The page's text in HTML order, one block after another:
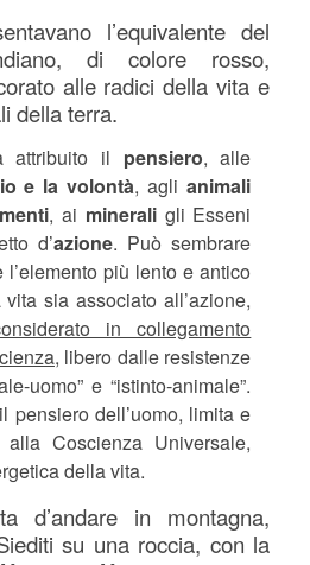
l’equivalente del
di colore rosso,
alle radici della vita e
della terra.
attribuito il pensiero, alle
e la volontà, aglianimali
, ai mineraligli Esseni
d’azione. Può sembrare
l’elemento più lento e antico
sia associato all’azione,
in collegamento
, libero dalle resistenze
uomo” e “istinto-animale”.
pensiero dell’uomo, limita e
alla Coscienza Universale,
della vita.
d’andare in montagna,
su una roccia, con la